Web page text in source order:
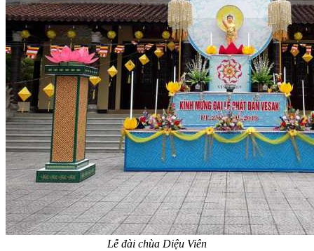
Lễ đài chùa Diệu Viên